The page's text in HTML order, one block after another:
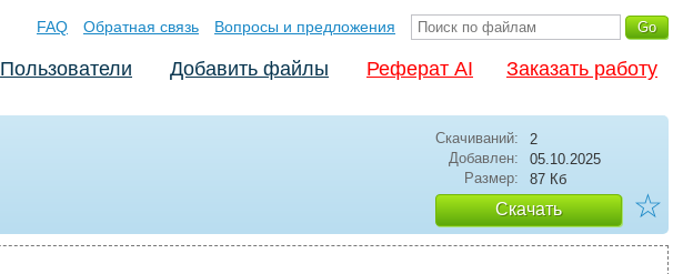
FAQ Обратная связь Вопросы и предложения
Пользователи Добавить файлы Реферат AI Заказать работу
Скачиваний:
2
Добавлен:
05.10.2025
Размер:
87 Кб
Скачать ☆